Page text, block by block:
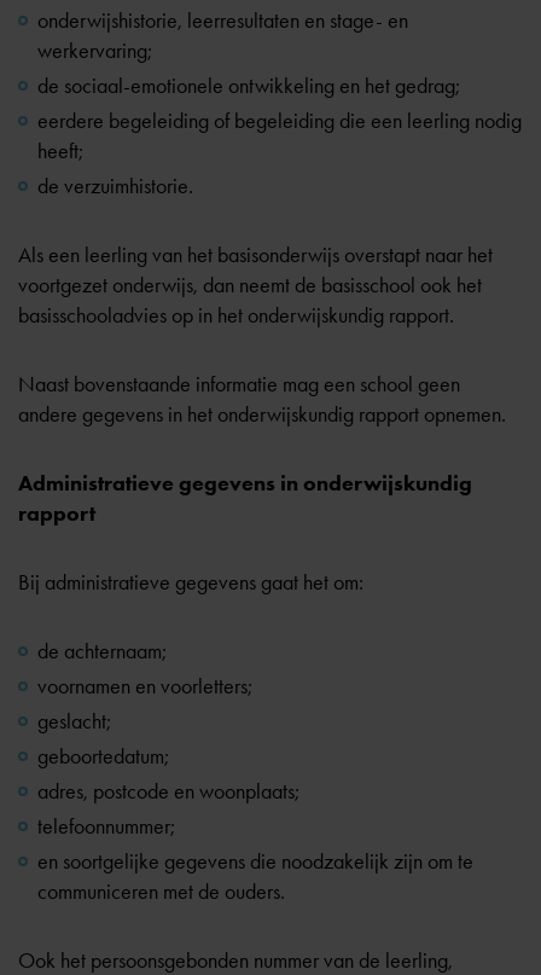
onderwijshistorie, leerresultaten en stage- en
werkervaring;
de sociaal-emotionele ontwikkeling en het gedrag;
eerdere begeleiding of begeleiding die een leerling nodig
heeft;
de verzuimhistorie.
Als een leerling van het basisonderwijs overstapt naar het
voortgezet onderwijs, dan neemt de basisschool ook het
basisschooladvies op in het onderwijskundig rapport.
Naast bovenstaande informatie mag een school geen
andere gegevens in het onderwijskundig rapport opnemen.
Administratieve gegevens in onderwijskundig
rapport
Bij administratieve gegevens gaat het om:
de achternaam;
voornamen en voorletters;
geslacht;
geboortedatum;
adres, postcode en woonplaats;
telefoonnummer;
en soortgelijke gegevens die noodzakelijk zijn om te
communiceren met de ouders.
Ook het persoonsgebonden nummer van de leerling,